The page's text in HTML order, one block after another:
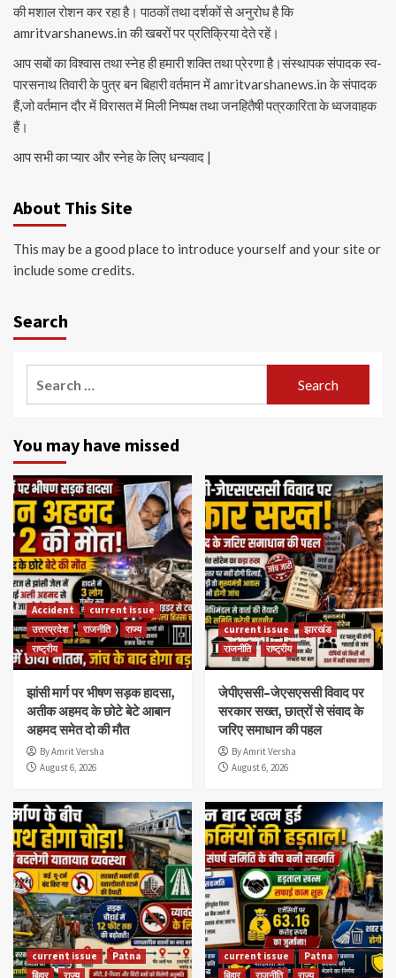
की मशाल रोशन कर रहा है। पाठकों तथा दर्शकों से अनुरोध है कि
amritvarshanews.in की खबरों पर प्रतिक्रिया देते रहें।
आप सबों का विश्वास तथा स्नेह ही हमारी शक्ति तथा प्रेरणा है।संस्थापक संपादक स्व-
पारसनाथ तिवारी के पुत्र बन बिहारी वर्तमान में amritvarshanews.in के संपादक
हैं,जो वर्तमान दौर में विरासत में मिली निष्पक्ष तथा जनहितैषी पत्रकारिता के ध्वजवाहक
हैं।
आप सभी का प्यार और स्नेह के लिए धन्यवाद |
About This Site
This may be a good place to introduce yourself and your site or
include some credits.
Search
You may have missed
Accident
current issue
उत्तरप्रदेश
राजनीति
राज्य
राष्ट्रीय
झांसी मार्ग पर भीषण सड़क हादसा,
अतीक अहमद के छोटे बेटे आबान
अहमद समेत दो की मौत
By Amrit Versha
August 6, 2026
current issue
झारखंड
राजनीति
राष्ट्रीय
जेपीएससी–जेएसएससी विवाद पर
सरकार सख्त, छात्रों से संवाद के
जरिए समाधान की पहल
By Amrit Versha
August 6, 2026
current issue
Patna
current issue
Patna